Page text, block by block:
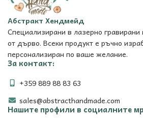
Абстракт Хендмейд
Специализирани в лазерно
от дърво. Всеки продукт е ръчно
персонализиран по ваше желание.
За контакт:
+359 889 88 83 63
sales@abstracthandmade.com
Нашите профили в социалните